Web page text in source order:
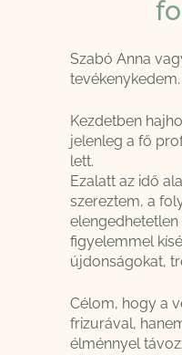
Szabó Anna
tevékenykedem.
Kezdetben
jelenleg a fő
lett.
Ezalatt az idő
szereztem, a
figyelemmel
újdonságokat,
Célom, hogy a
frizurával,
élménnyel